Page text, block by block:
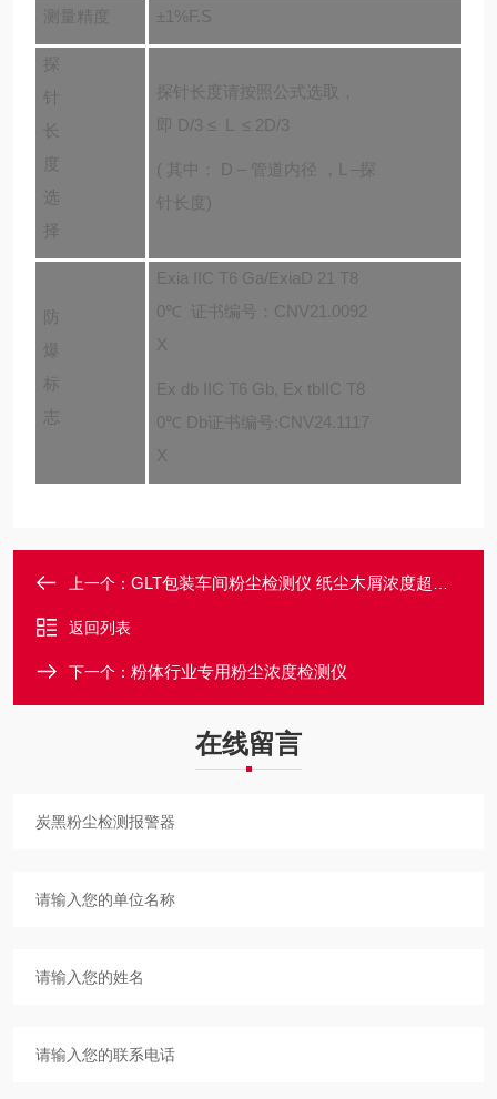
±1% F.S
探
针
长
选
择
探针长度请按照公式选取，
即 D/3 ≤ L ≤ 2D/3
( 其中： D – 管道内径 ，L –探
针长度)
防
爆
标
志
Exia IIC T6 Ga/ExiaD 21 T8
0℃ 证书编号： CNV21.0092
X
Ex db IIC T6 Gb, Ex tb IIC T8
0℃ Db证书编号:CNV24.1117
X
上一个： GLT包装车间粉尘检测仪 纸尘木屑浓度超标报警
返回列表
下一个： 粉体行业专用粉尘浓度检测仪
在线留言